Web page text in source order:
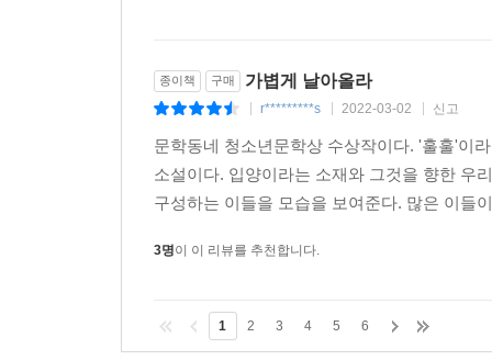
종이책 구매 가볍게 날아올라
r*********s 2022-03-02 신고
문학동네 청소년문학상 수상작이다. '훌훌'이
소설이다. 입양이라는 소재와 그것을 향한 우
구성하는 이들을 모습을 보여준다. 많은 이들
3명이 이 리뷰를 추천합니다.
1 2 3 4 5 6